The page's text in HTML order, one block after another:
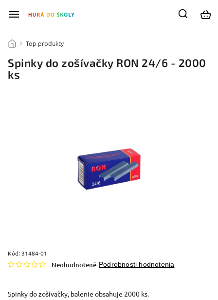
/ Top produkty
Spinky do zošívačky RON 24/6 - 2000
ks
Kód: 31484-01
Neohodnotené Podrobnosti hodnotenia
Spinky do zošívačky, balenie obsahuje 2000 ks.